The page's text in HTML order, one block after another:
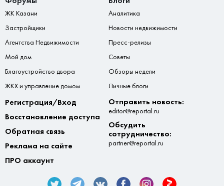
ЖК Казани
Застройщики
Агентства Недвижимости
Мой дом
Благоустройство двора
ЖКХ и управление домом
Аналитика
Новости недвижимости
Пресс-релизы
Советы
Обзоры недели
Личные блоги
Регистрация/Вход
Восстановление доступа
Обратная связь
Реклама на сайте
ПРО аккаунт
Отправить новость:
editor@reportal.ru
Обсудить
сотрудничество:
partner@reportal.ru